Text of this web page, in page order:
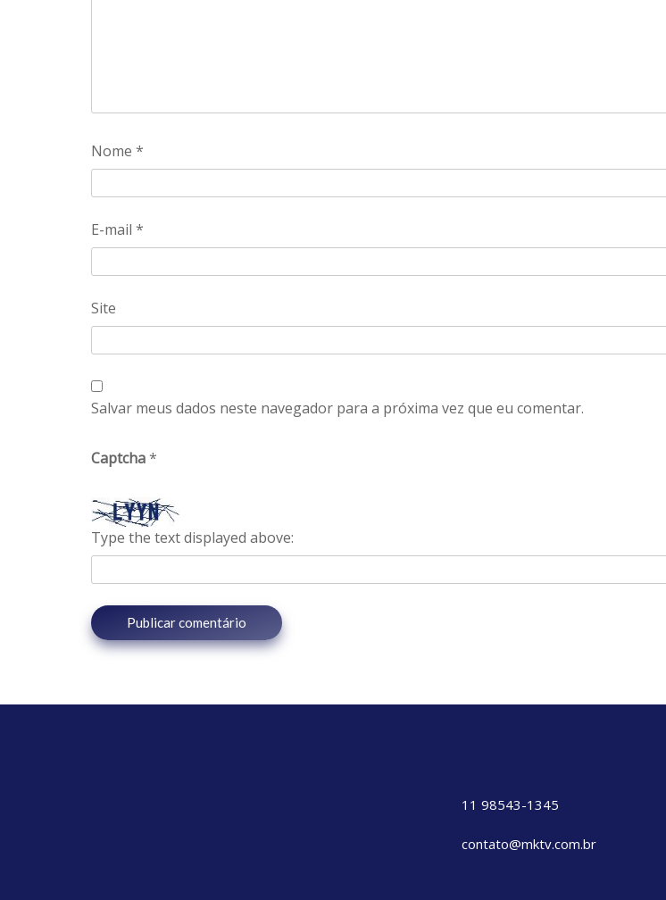
Nome *
E-mail *
Site
Salvar meus dados neste navegador para a próxima vez que eu comentar.
Captcha*
Type the text displayed above:
11 98543-1345
contato@mktv.com.br